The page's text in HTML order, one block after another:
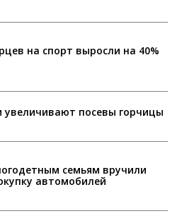
на спорт выросли на 40%
увеличивают посевы горчицы
семьям вручили
автомобилей